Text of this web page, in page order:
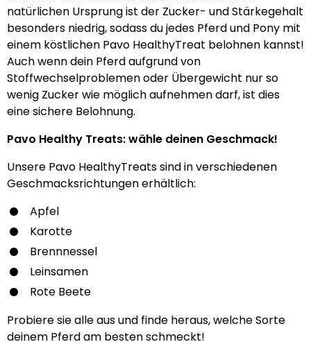
natürlichen Ursprung ist der Zucker- und Stärkegehalt
besonders niedrig, sodass du jedes Pferd und Pony mit
einem köstlichen Pavo HealthyTreat belohnen kannst!
Auch wenn dein Pferd aufgrund von
Stoffwechselproblemen oder Übergewicht nur so
wenig Zucker wie möglich aufnehmen darf, ist dies
eine sichere Belohnung.
Pavo Healthy Treats: wähle deinen Geschmack!
Unsere Pavo HealthyTreats sind in verschiedenen
Geschmacksrichtungen erhältlich:
Apfel
Karotte
Brennnessel
Leinsamen
Rote Beete
Probiere sie alle aus und finde heraus, welche Sorte
deinem Pferd am besten schmeckt!